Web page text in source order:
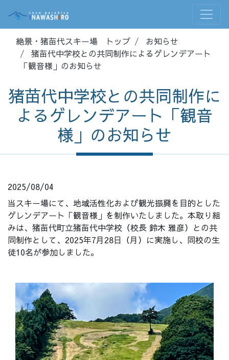
絶景・猪苗代スキー場 トップ
お知らせ
猪苗代中学校との共同制作によるゲレンデアート
「観音様」のお知らせ
猪苗代中学校との共同制作に
よるゲレンデアート「観音
様」のお知らせ
2025/08/04
当スキー場にて、地域活性化および観光振興を目的とした
ゲレンデアート「観音様」を制作いたしました。本取り組
みは、猪苗代町立猪苗代中学校（校長 鈴木 雅彦）との共
同制作として、2025年7月28日（月）に実施し、同校の生
徒10名が参加しました。